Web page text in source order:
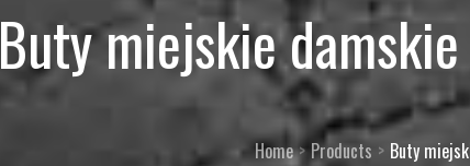
Buty miejskie damskie
Home Products Buty